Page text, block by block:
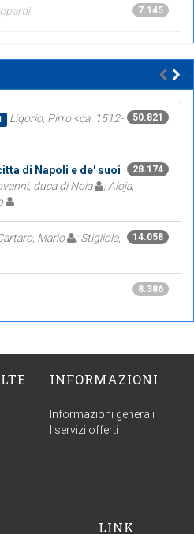
7.145
50.821
Ligorio, Pirro <ca. 1512-
28.174
di Napoli e de' suoi
duca di Noia
; Aloja,
14.058
Mario
; Stigliola,
8.386
INFORMAZIONI
Informazioni generali
I servizi offerti
LINK